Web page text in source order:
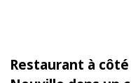
Restaurant à côté